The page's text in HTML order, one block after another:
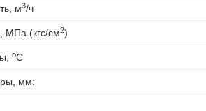
м3/ч
МПа (кгс/см2)
oC
мм: